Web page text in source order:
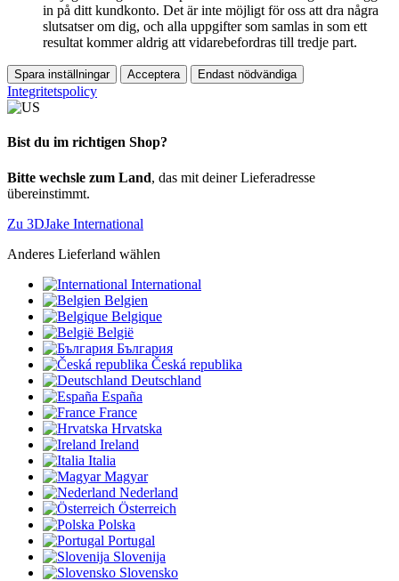
in på ditt kundkonto. Det är inte möjligt för oss att dra några
slutsatser om dig, och alla uppgifter som samlas in som ett
resultat kommer aldrig att vidarebefordras till tredje part.
Spara inställningar Acceptera Endast nödvändiga
Integritetspolicy
Bist du im richtigen Shop?
Bitte wechsle zum Land, das mit deiner Lieferadresse
übereinstimmt.
Zu 3DJake International
Anderes Lieferland wählen
International
Belgien
Belgique
België
България
Česká republika
Deutschland
España
France
Hrvatska
Ireland
Italia
Magyar
Nederland
Österreich
Polska
Portugal
Slovenija
Slovensko